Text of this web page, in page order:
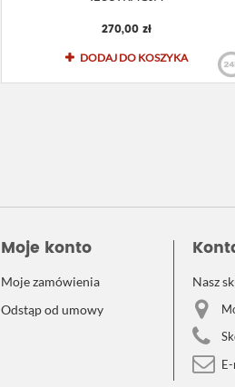
270,00 zł
DODAJ DO KOSZYKA
Moje konto
Moje zamówienia
Odstąp od umowy
Nasz